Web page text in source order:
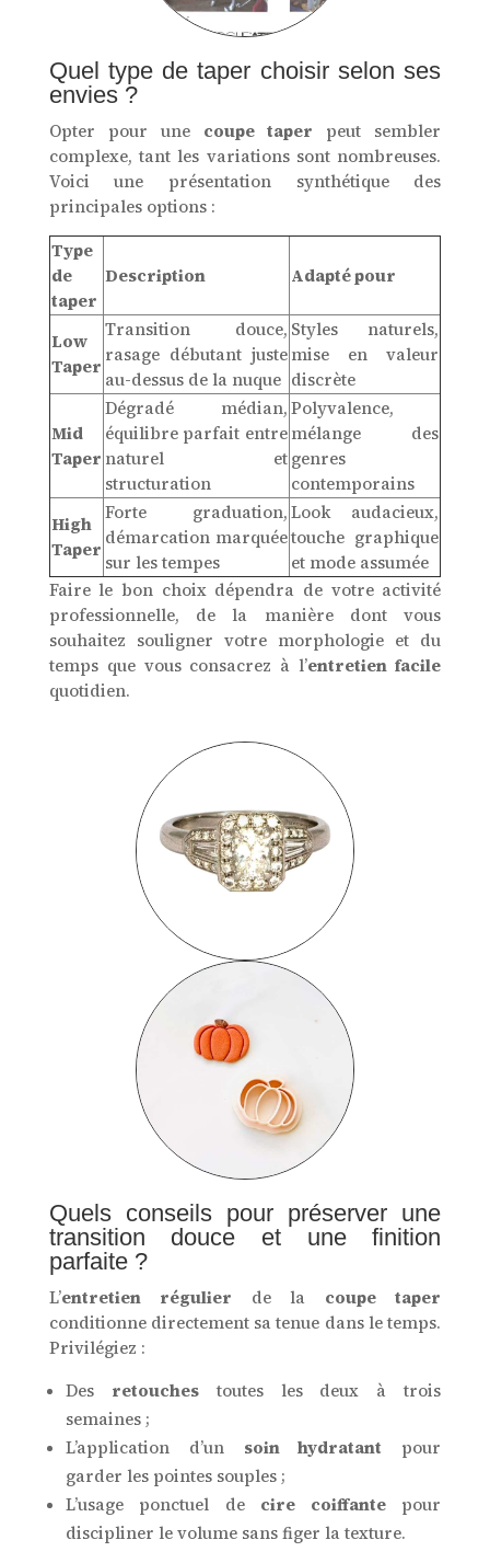
Quel type de taper choisir selon ses
envies ?
Opter pour une coupe taper peut sembler
complexe, tant les variations sont nombreuses.
Voici une présentation synthétique des
principales options :
Type
de
taper
Description Adapté pour
Low
Taper
Transition douce,
rasage débutant juste
au-dessus de la nuque
Styles naturels,
mise en valeur
discrète
Mid
Taper
Dégradé médian,
équilibre parfait entre
naturel et
structuration
Polyvalence,
mélange des
genres
contemporains
High
Taper
Forte graduation,
démarcation marquée
sur les tempes
Look audacieux,
touche graphique
et mode assumée
Faire le bon choix dépendra de votre activité
professionnelle, de la manière dont vous
souhaitez souligner votre morphologie et du
temps que vous consacrez à l’entretien facile
quotidien.
Quels conseils pour préserver une
transition douce et une finition
parfaite ?
L’entretien régulier de la coupe taper
conditionne directement sa tenue dans le temps.
Privilégiez :
Des retouchestoutes les deux à trois
semaines ;
L’application d’un soin hydratant pour
garder les pointes souples ;
L’usage ponctuel de cire coiffantepour
discipliner le volume sans figer la texture.